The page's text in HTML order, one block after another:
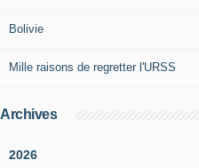
Bolivie
Mille raisons de regretter l'URSS
Archives
2026